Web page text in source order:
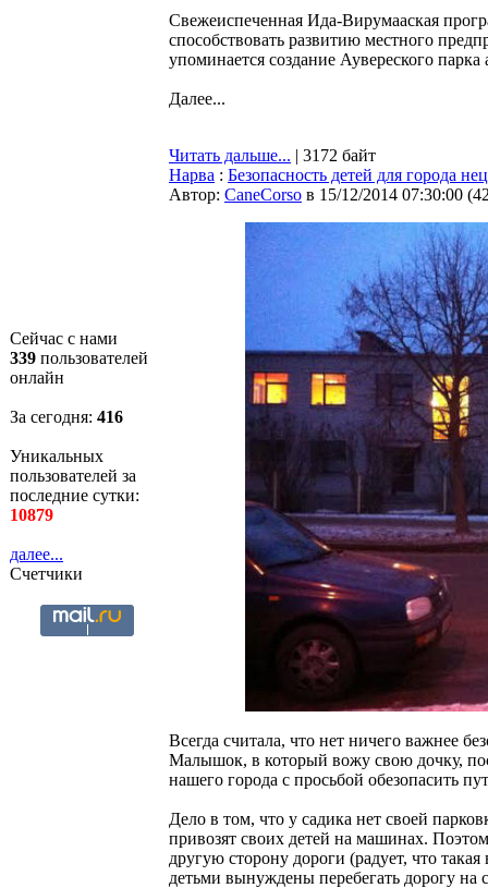
Сейчас с нами
339 пользователей
онлайн
За сегодня: 416
Уникальных
пользователей за
последние сутки:
10879
далее...
Счетчики
Свежеиспеченная Ида-Вирумааская
способствовать развитию местного
упоминается создание Аувереского
Далее...
Читать дальше... | 3172 байт
Нарва : Безопасность детей для города
Автор: CaneCorso в 15/12/2014 07:30:00 (
Всегда считала, что нет ничего важнее
Малышок, в который вожу свою дочку,
нашего города с просьбой обезопасить
Дело в том, что у садика нет своей
привозят своих детей на машинах.
другую сторону дороги (радует, что
детьми вынуждены перебегать дорогу на